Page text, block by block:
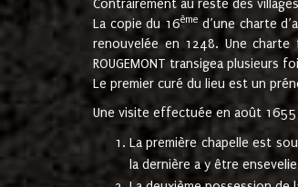
Contrairement au reste des
La copie du 16ème d’une charte
renouvelée en 1248. Une charte
ROUGEMONT transigea plusieurs
Le premier curé du lieu est un
Une visite effectuée en août
La première chapelle est
la dernière a y être